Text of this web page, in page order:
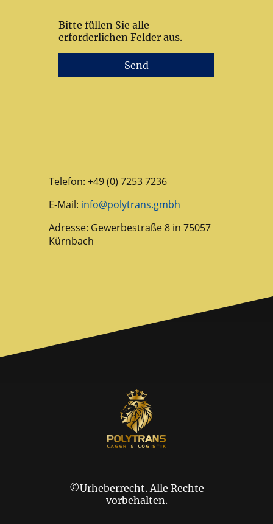
Bitte füllen Sie alle
erforderlichen Felder aus.
Send
Telefon: +49 (0) 7253 7236
E-Mail: info@polytrans.gmbh
Adresse: Gewerbestraße 8 in 75057
Kürnbach
©Urheberrecht. Alle Rechte
vorbehalten.